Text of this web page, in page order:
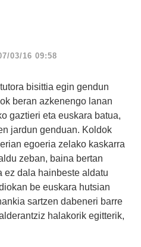
03/16 09:58
bisittia egin gendun
beran azkenengo lanan
gaztieri eta euskara batua,
jardun genduan. Koldok
egoeria zelako kaskarra
zeban, baina bertan
ez dala hainbeste aldatu
be euskara hutsian
sartzen dabeneri barre
halakorik egitterik,